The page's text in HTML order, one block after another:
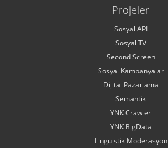
Projeler
Sosyal API
Sosyal TV
Second Screen
Sosyal Kampanyalar
Dijital Pazarlama
Semantik
YNK Crawler
YNK BigData
Linguistik Moderasyon